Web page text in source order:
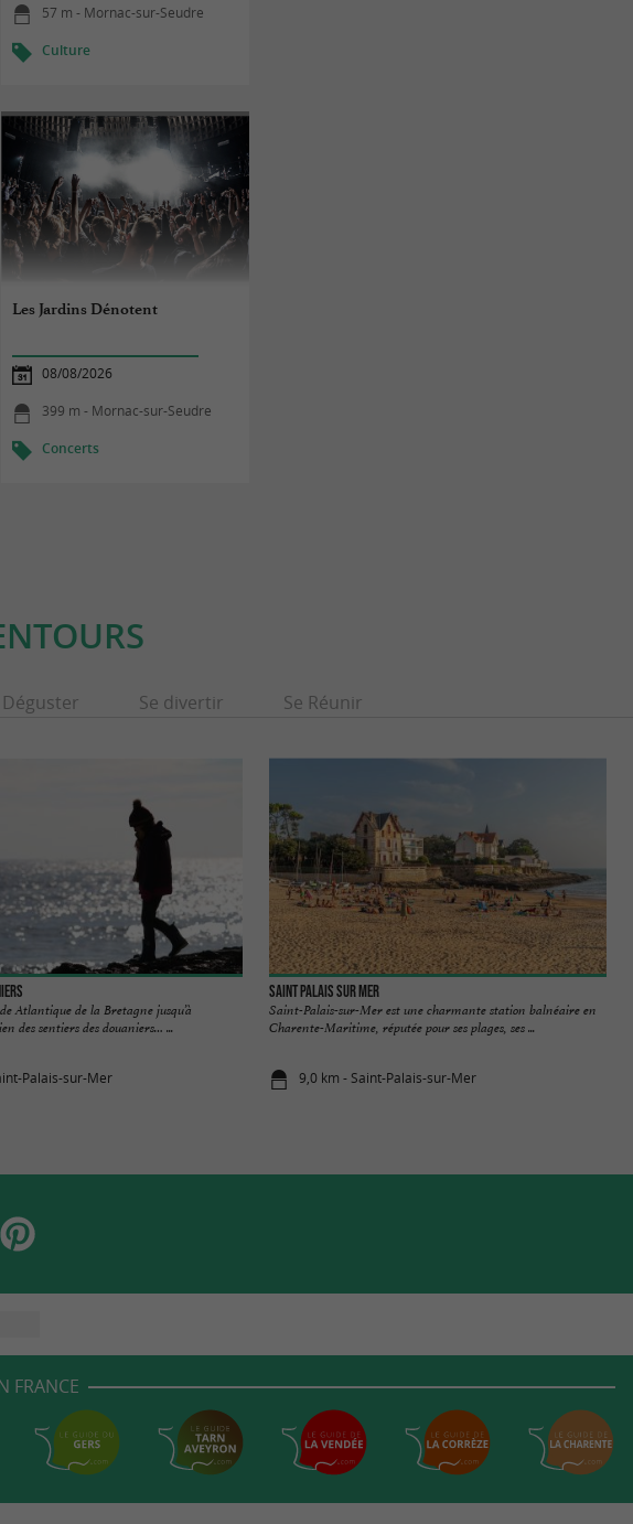
57 m - Mornac-sur-Seudre
Culture
Les Jardins Dénotent
08/08/2026
399 m - Mornac-sur-Seudre
Concerts
Déguster Se divertir Se Réunir
Atlantique de la Bretagne jusqu’à
des sentiers des douaniers… ...
Palais-sur-Mer
Saint Palais sur Mer
Saint-Palais-sur-Mer est une charmante station balnéaire en
Charente-Maritime, réputée pour ses plages, ses ...
9,0 km - Saint-Palais-sur-Mer
FRANCE